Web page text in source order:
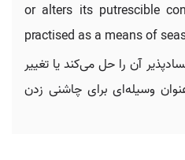
or alters its putrescible
practised as a means of
آن را حل می‌کند یا تغییر
وسیله‌ای برای چاشنی زدن